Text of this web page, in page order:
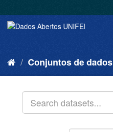
Conjuntos de dados